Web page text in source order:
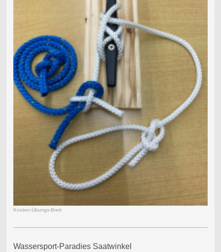
Knoten-Übungs-Brett
Wassersport-Paradies Saatwinkel